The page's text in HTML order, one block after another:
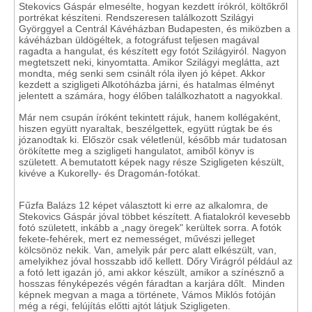
Stekovics Gáspár elmesélte, hogyan kezdett írókról, költőkről
portrékat készíteni. Rendszeresen találkozott Szilágyi
Györggyel a Centrál Kávéházban Budapesten, és miközben a
kávéházban üldögéltek, a fotográfust teljesen magával
ragadta a hangulat, és készített egy fotót Szilágyiról. Nagyon
megtetszett neki, kinyomtatta. Amikor Szilágyi meglátta, azt
mondta, még senki sem csinált róla ilyen jó képet. Akkor
kezdett a szigligeti Alkotóházba járni, és hatalmas élményt
jelentett a számára, hogy élőben találkozhatott a nagyokkal.
Már nem csupán íróként tekintett rájuk, hanem kollégaként,
hiszen együtt nyaraltak, beszélgettek, együtt rúgtak be és
józanodtak ki. Először csak véletlenül, később már tudatosan
örökítette meg a szigligeti hangulatot, amiből könyv is
született. A bemutatott képek nagy része Szigligeten készült,
kivéve a Kukorelly- és Dragomán-fotókat.
Fűzfa Balázs 12 képet választott ki erre az alkalomra, de
Stekovics Gáspár jóval többet készített. A fiatalokról kevesebb
fotó született, inkább a „nagy öregek" kerültek sorra. A fotók
fekete-fehérek, mert ez nemességet, művészi jelleget
kölcsönöz nekik. Van, amelyik pár perc alatt elkészült, van,
amelyikhez jóval hosszabb idő kellett. Dőry Virágról például az
a fotó lett igazán jó, ami akkor készült, amikor a színésznő a
hosszas fényképezés végén fáradtan a karjára dőlt. Minden
képnek megvan a maga a története, Vámos Miklós fotóján
még a régi, felújítás előtti ajtót látjuk Szigligeten.